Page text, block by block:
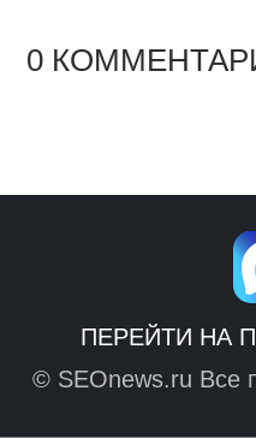
0
ПЕРЕЙТИ НА
© SEOnews.ru Все